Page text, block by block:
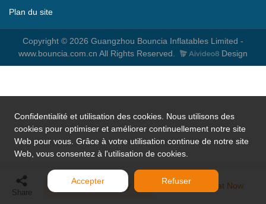
Plan du site
Copyright © 2026 Guangzhou Bouncia Inflatables Limited -
www.bouncia.com.cn All Rights Reserved.
Design
Share
Send Inquiry Chat Now
Confidentialité et utilisation des cookies. Nous utilisons des
cookies pour optimiser et améliorer continuellement notre site
Web pour vous. Grâce à votre utilisation continue de notre site
Web, vous consentez à l'utilisation de cookies.
Accepter Refuser